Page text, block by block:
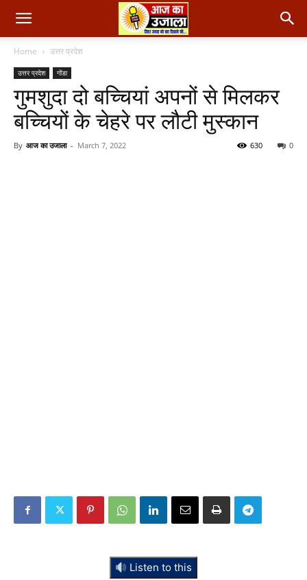
Home उत्तर प्रदेश
उत्तर प्रदेश गोंडा
गुमशुदा दो बच्चियां अपनों से मिलकर
बच्चियों के चेहरे पर लौटी मुस्कान
By आज का उजाला - March 7, 2022 0
630
Listen to this